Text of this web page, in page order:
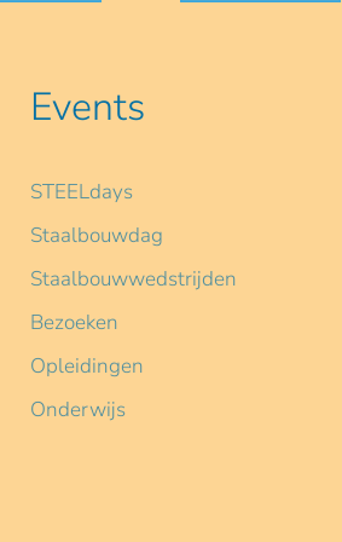
Events
STEELdays
Staalbouwdag
Staalbouwwedstrijden
Bezoeken
Opleidingen
Onderwijs